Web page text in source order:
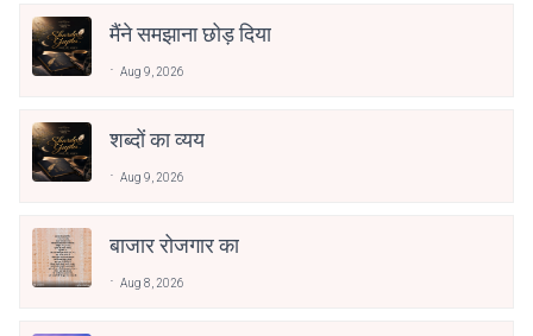
मैंने समझाना छोड़ दिया
Aug 9, 2026
शब्दों का व्यय
Aug 9, 2026
बाजार रोजगार का
Aug 8, 2026